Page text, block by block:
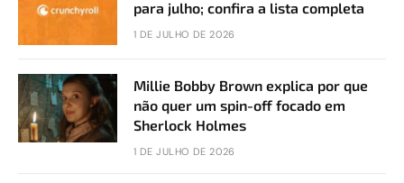
para julho; confira a lista completa
1 DE JULHO DE 2026
Millie Bobby Brown explica por que
não quer um spin-off focado em
Sherlock Holmes
1 DE JULHO DE 2026